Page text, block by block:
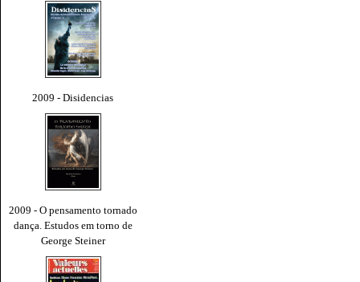
2009 - Disidencias
2009 - O pensamento tornado
dança. Estudos em torno de
George Steiner